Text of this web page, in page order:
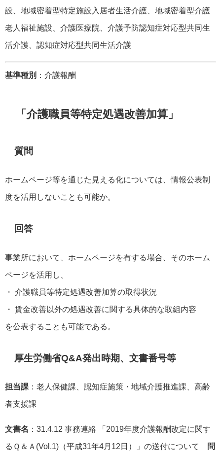
設、地域密着型特定施設入居者生活介護、地域密着型介護
老人福祉施設、介護医療院、介護予防認知症対応型共同生
活介護、認知症対応型共同生活介護
基準種別 ：介護報酬
「介護職員等特定処遇改善加算」
質問
ホームページ等を通じた見える化については、情報公表制
度を活用しないことも可能か。
回答
事業所において、ホームページを有する場合、そのホーム
ページを活用し、
・ 介護職員等特定処遇改善加算の取得状況
・ 賃金改善以外の処遇改善に関する具体的な取組内容
を公表することも可能である。
厚生労働省Q&A発出時期、文書番号等
担当課 ：老人保健課、認知症施策・地域介護推進課、高齢
者支援課
文書名 ：31.4.12 事務連絡 「2019年度介護報酬改定に関す
るＱ＆Ａ(Vol.1)（平成31年4月12日）」の送付について 問